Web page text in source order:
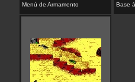
Menú de Armamento Base